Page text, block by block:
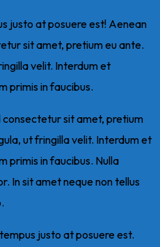
justo at posuere est! Aenean
sit amet, pretium eu ante.
velit. Interdum et
primis in faucibus.
sit amet, pretium
ut fringilla velit. Interdum et
primis in faucibus. Nulla
In sit amet neque non tellus
justo at posuere est.